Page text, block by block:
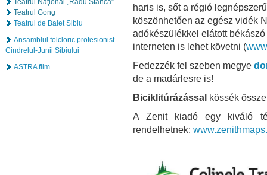
Teatrul Naţional „Radu Stanca”
Teatrul Gong
Teatrul de Balet Sibiu
Ansamblul folcloric profesionist
Cindrelul-Junii Sibiului
ASTRA film
haris is, sőt a régió
köszönhetően az egész vidék
adókészülékkel elátott
interneten is lehet követni (
Fedezzék fel szeben megye
de a madárlesre is!
Biciklitúrázással kössék
A Zenit kiadó egy kiváló
rendelhetnek: